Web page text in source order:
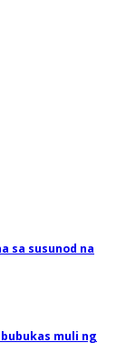
sa susunod na
muli ng